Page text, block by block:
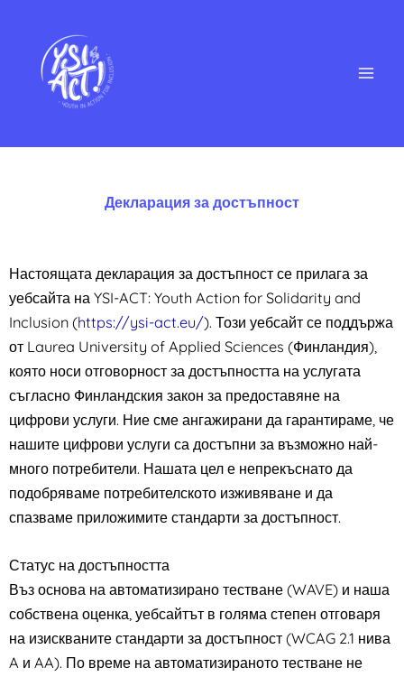
content
Декларация за достъпност
Настоящата декларация за достъпност се прилага за
уебсайта на YSI-ACT: Youth Action for Solidarity and
Inclusion (https://ysi-act.eu/). Този уебсайт се поддържа
от Laurea University of Applied Sciences (Финландия),
която носи отговорност за достъпността на услугата
съгласно Финландския закон за предоставяне на
цифрови услуги. Ние сме ангажирани да гарантираме, че
нашите цифрови услуги са достъпни за възможно най-
много потребители. Нашата цел е непрекъснато да
подобряваме потребителското изживяване и да
спазваме приложимите стандарти за достъпност.
Статус на достъпността
Въз основа на автоматизирано тестване (WAVE) и наша
собствена оценка, уебсайтът в голяма степен отговаря
на изискваните стандарти за достъпност (WCAG 2.1 нива
A и AA). По време на автоматизираното тестване не